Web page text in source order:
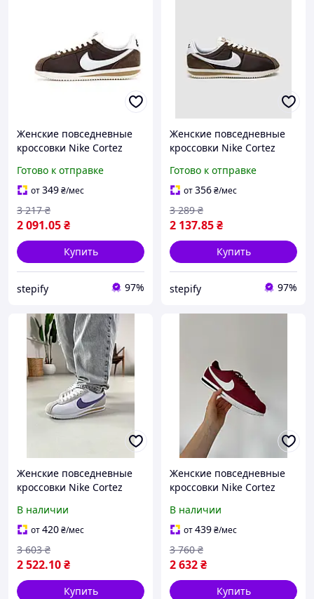
Женские повседневные
кроссовки Nike Cortez
демисезонные кроссы
15145 Найк
Готово к отправке
от349₴/мес
2 091.05₴
3 217 ₴
Купить
stepify 97%
Женские повседневные
кроссовки Nike Cortez
(коричневые) модные
демисезонные кроссы
01140 Найк
Готово к отправке
от356₴/мес
2 137.85₴
3 289 ₴
Купить
stepify 97%
Женские повседневные
кроссовки Nike Cortez
фиолетовым) модные
демисезонные Ar9962
Найк
В наличии
от420₴/мес
2 522.10₴
3 603 ₴
Купить
Женские повседневные
кроссовки Nike Cortez
с белым) демисезонные
кроссы 01119 Найк
В наличии
от439₴/мес
2 632₴
3 760 ₴
Купить